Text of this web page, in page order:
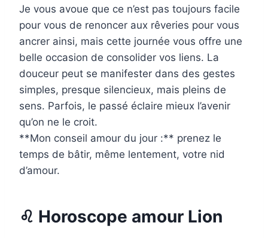
Je vous avoue que ce n’est pas toujours facile
pour vous de renoncer aux rêveries pour vous
ancrer ainsi, mais cette journée vous offre une
belle occasion de consolider vos liens. La
douceur peut se manifester dans des gestes
simples, presque silencieux, mais pleins de
sens. Parfois, le passé éclaire mieux l’avenir
qu’on ne le croit.
**Mon conseil amour du jour :** prenez le
temps de bâtir, même lentement, votre nid
d’amour.
♌ Horoscope amour Lion